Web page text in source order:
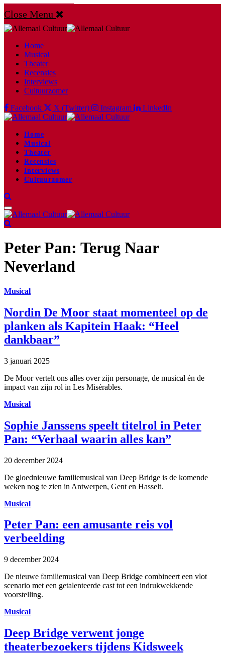
Close Menu
Home
Musical
Theater
Recensies
Interviews
Cultuurzomer
Facebook
X (Twitter) Instagram LinkedIn
Home
Musical
Theater
Recensies
Interviews
Cultuurzomer
Peter Pan: Terug Naar
Neverland
Musical
Nordin De Moor staat momenteel op de
planken als Kapitein Haak: “Heel
dankbaar”
3 januari 2025
De Moor vertelt ons alles over zijn personage, de musical én de
impact van zijn rol in Les Misérables.
Musical
Sophie Janssens speelt titelrol in Peter
Pan: “Verhaal waarin alles kan”
20 december 2024
De gloednieuwe familiemusical van Deep Bridge is de komende
weken nog te zien in Antwerpen, Gent en Hasselt.
Musical
Peter Pan: een amusante reis vol
verbeelding
9 december 2024
De nieuwe familiemusical van Deep Bridge combineert een vlot
scenario met een getalenteerde cast tot een indrukwekkende
voorstelling.
Musical
Deep Bridge verwent jonge
theaterbezoekers tijdens Kidsweek